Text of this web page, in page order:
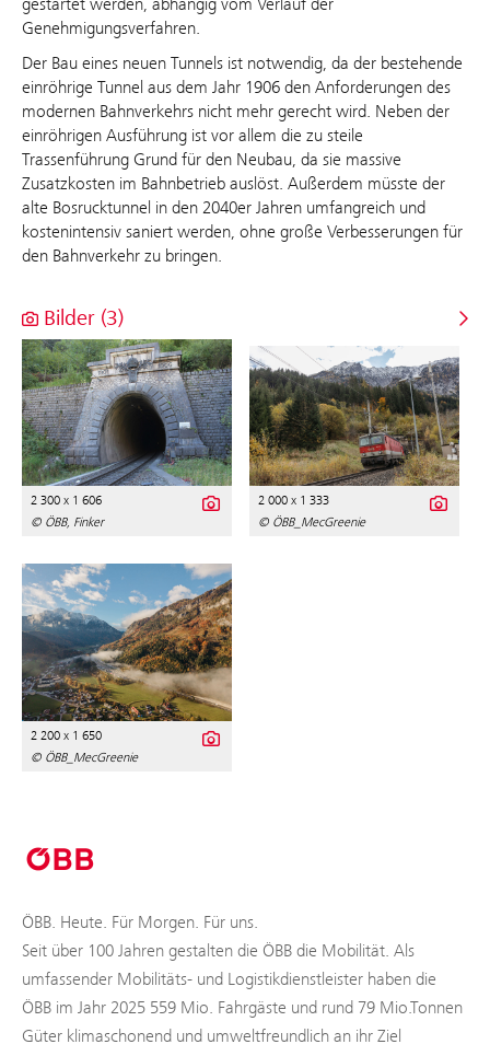
Genehmigungsverfahren.
Der Bau eines neuen Tunnels ist notwendig, da der bestehende
einröhrige Tunnel aus dem Jahr 1906 den Anforderungen des
modernen Bahnverkehrs nicht mehr gerecht wird. Neben der
einröhrigen Ausführung ist vor allem die zu steile
Trassenführung Grund für den Neubau, da sie massive
Zusatzkosten im Bahnbetrieb auslöst. Außerdem müsste der
alte Bosrucktunnel in den 2040er Jahren umfangreich und
kostenintensiv saniert werden, ohne große Verbesserungen für
den Bahnverkehr zu bringen.
Bilder (3)
2 300 x 1 606
© ÖBB, Finker
2 000 x 1 333
© ÖBB_MecGreenie
2 200 x 1 650
© ÖBB_MecGreenie
ÖBB. Heute. Für Morgen. Für uns.
Seit über 100 Jahren gestalten die ÖBB die Mobilität. Als
umfassender Mobilitäts- und Logistikdienstleister haben die
ÖBB im Jahr 2025 559 Mio. Fahrgäste und rund 79 Mio.Tonnen
Güter klimaschonend und umweltfreundlich an ihr Ziel